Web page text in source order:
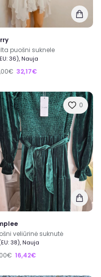
puošni suknele
36), Nauja
32,17€
0
veliūrinė suknutė
38), Nauja
16,42€